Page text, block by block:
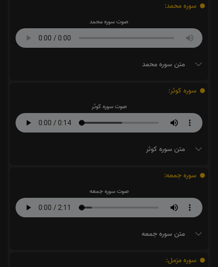
سوره محمد:
صوت سوره محمد
متن سوره محمد
سوره کوثر:
صوت سوره کوثر
متن سوره کوثر
سوره جمعه:
صوت سوره جمعه
متن سوره جمعه
سوره مزمل: